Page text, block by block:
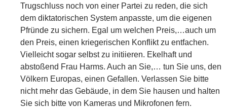
Trugschluss noch von einer Partei zu reden, die sich
dem diktatorischen System anpasste, um die eigenen
Pfründe zu sichern. Egal um welchen Preis,…auch um
den Preis, einen kriegerischen Konflikt zu entfachen.
Vielleicht sogar selbst zu initiieren. Ekelhaft und
abstoßend Frau Harms. Auch an Sie,… tun Sie uns, den
Völkern Europas, einen Gefallen. Verlassen Sie bitte
nicht mehr das Gebäude, in dem Sie hausen und halten
Sie sich bitte von Kameras und Mikrofonen fern.